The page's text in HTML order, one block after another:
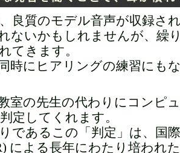
良質のモデル音声が収録さ
ないかもしれませんが、繰
てきます。
時にヒアリングの練習にも
室の先生の代わりにコンピ
定してくれます。
であるこの「判定」は、国
による長年にわたり培われ